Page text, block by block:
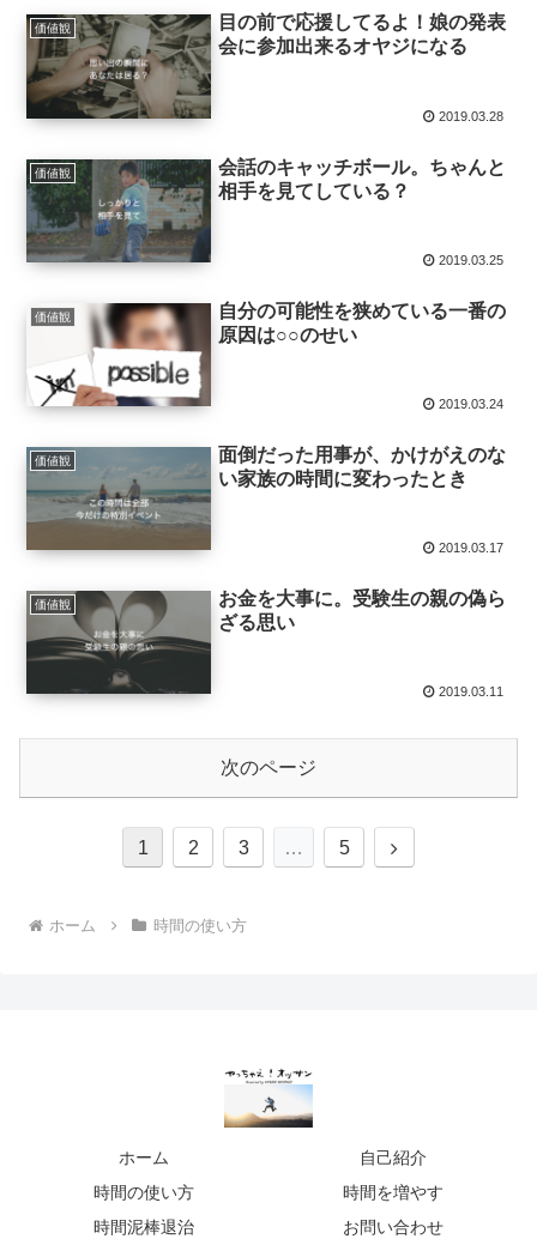
価値観
目の前で応援してるよ！娘の発表
会に参加出来るオヤジになる
2019.03.28
価値観
会話のキャッチボール。ちゃんと
相手を見てしている？
2019.03.25
価値観
自分の可能性を狭めている一番の
原因は○○のせい
2019.03.24
価値観
面倒だった用事が、かけがえのな
い家族の時間に変わったとき
2019.03.17
価値観
お金を大事に。受験生の親の偽ら
ざる思い
2019.03.11
次のページ
1 2 3 … 5
ホーム 時間の使い方
ホーム
自己紹介
時間の使い方
時間を増やす
時間泥棒退治
お問い合わせ